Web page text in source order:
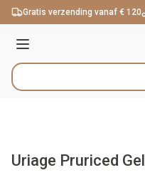
Ga naar de inhoud
Gratis verzending vanaf € 120
Menu
Product, merk, categorie...
Uriage Pruriced